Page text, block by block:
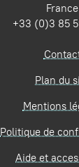
France
+33 (0)3 85
Plan du
Mentions
Politique de
Aide et